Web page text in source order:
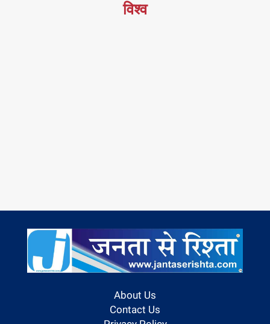
विश्व
About Us
Contact Us